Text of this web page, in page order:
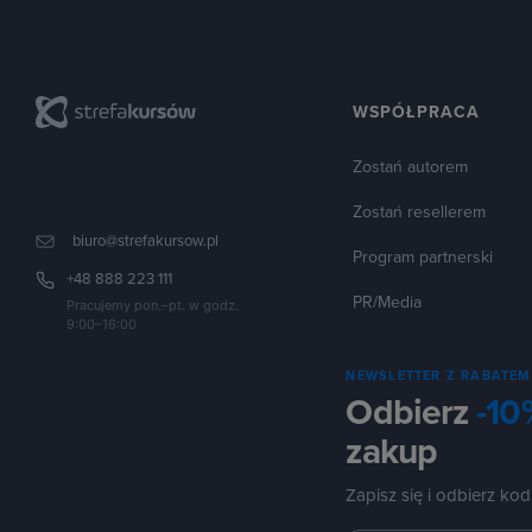
biuro@strefakursow.pl
+48 888 223 111
Pracujemy pon.–pt. w godz.
9:00–16:00
WSPÓŁPRACA
Zostań autorem
Zostań resellerem
Program partnerski
PR/Media
NEWSLETTER Z RABATEM
Odbierz -
zakup
Zapisz się i odbierz